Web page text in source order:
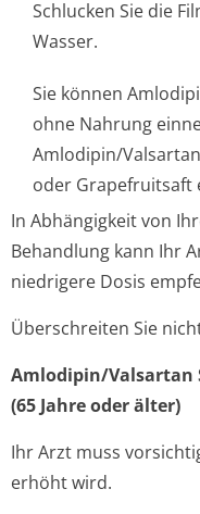
Schlucken Sie die
Wasser.
Sie können
ohne Nahrung
Amlodipin/
oder Grapefruitsaft
In Abhängigkeit von
Behandlung kann Ihr
niedrigere Dosis
Überschreiten Sie
Amlodipin/Val­sartan
(65 Jahre oder älter)
Ihr Arzt muss
erhöht wird.